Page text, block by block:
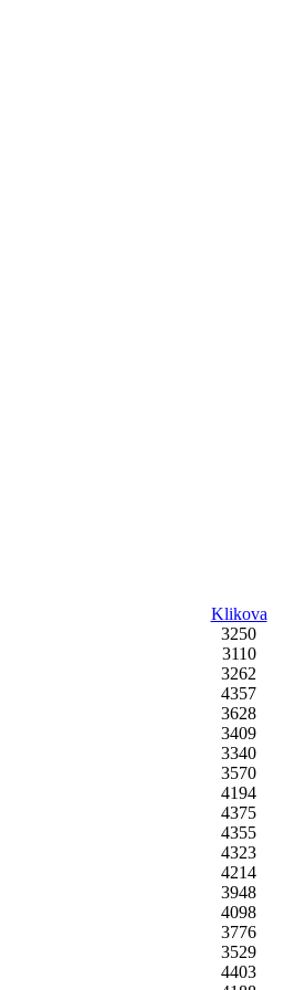
Klikova
3250
3110
3262
4357
3628
3409
3340
3570
4194
4375
4355
4323
4214
3948
4098
3776
3529
4403